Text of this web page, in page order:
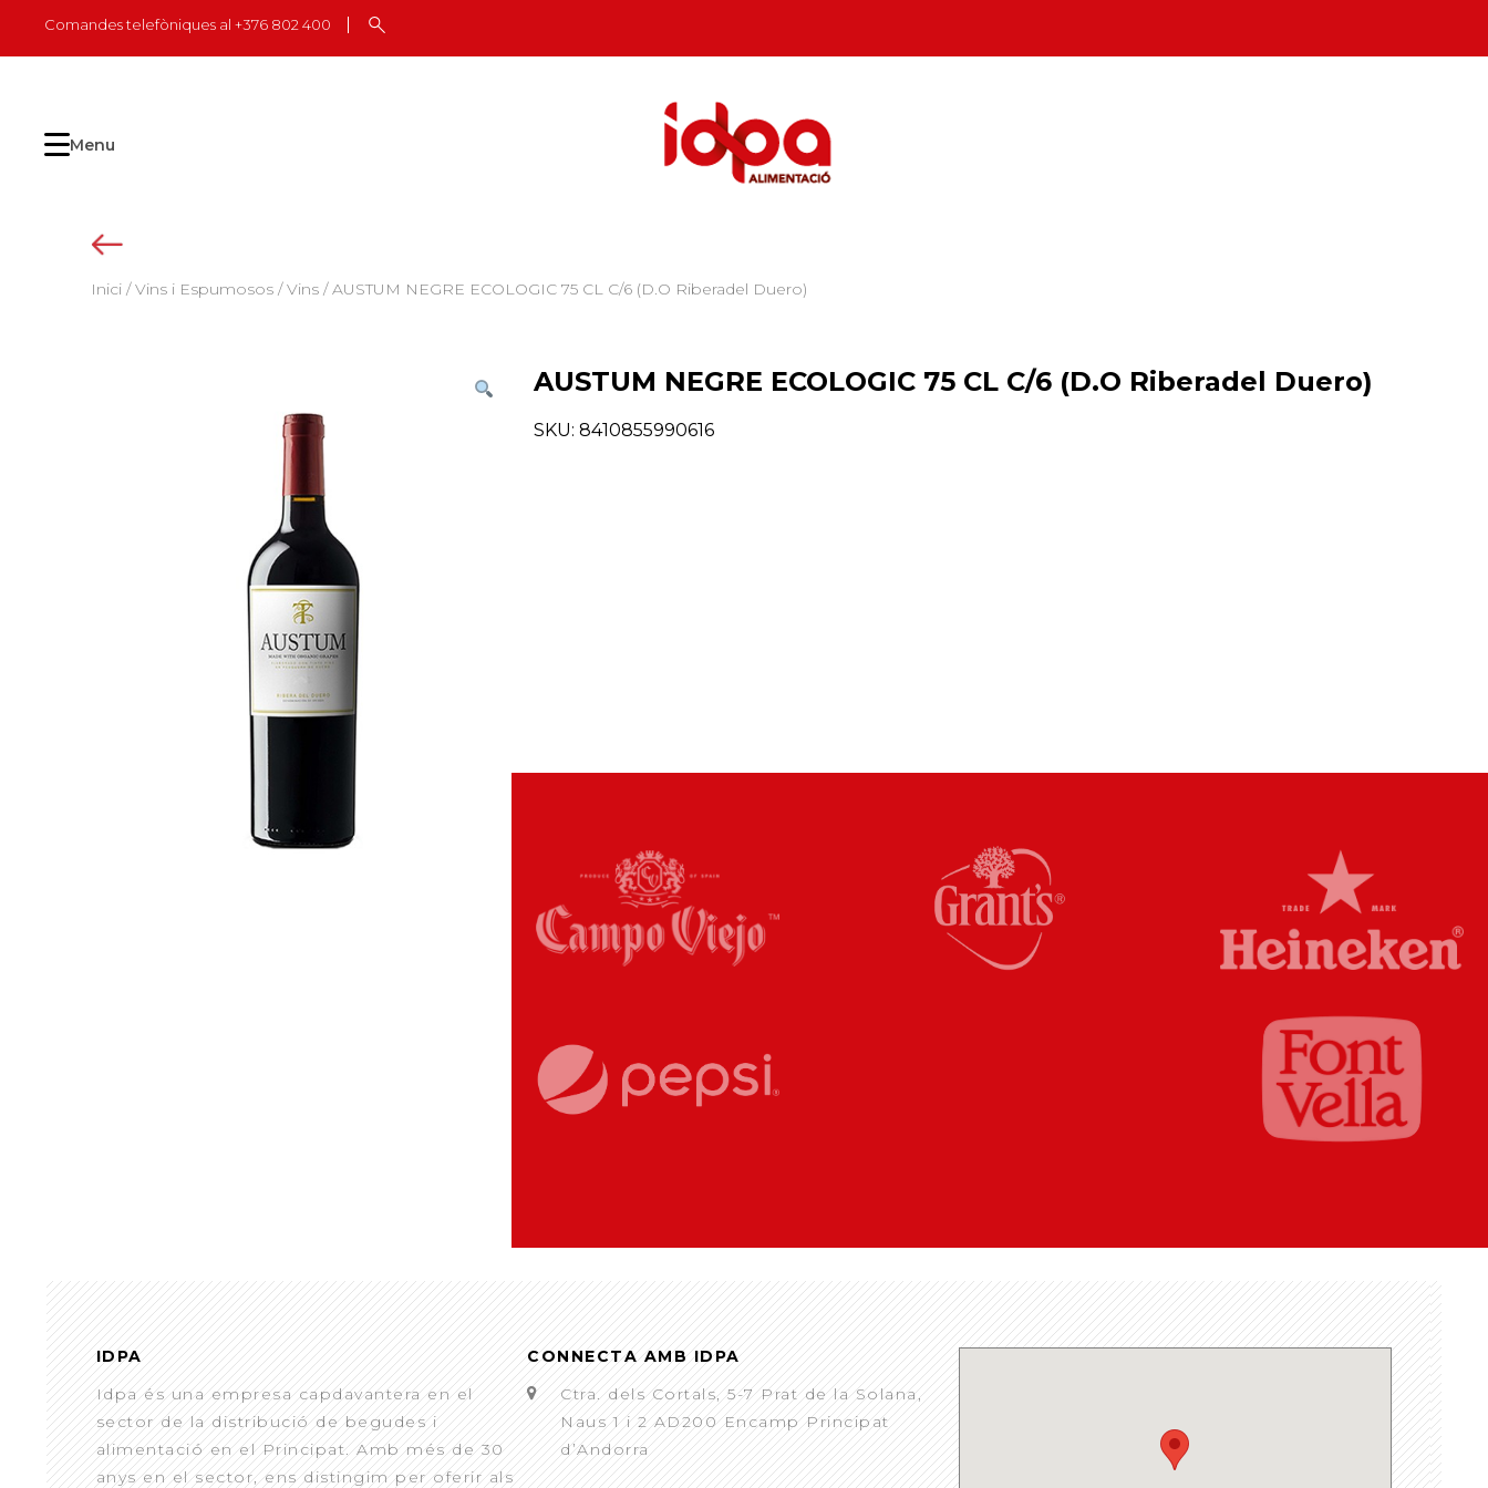
content
Comandes telefòniques al +376 802 400
Menu
Inici /Vins i Espumosos /Vins / AUSTUM NEGRE ECOLOGIC 75 CL C/6 (D.O Riberadel Duero)
AUSTUM NEGRE ECOLOGIC 75 CL C/6 (D.O Riberadel Duero)
SKU: 8410855990616
IDPA
Idpa és una empresa capdavantera en el
sector de la distribució de begudes i
alimentació en el Principat. Amb més de 30
anys en el sector, ens distingim per oferir als
CONNECTA AMB IDPA
Ctra. dels Cortals, 5-7 Prat de la Solana,
Naus 1 i 2 AD200 Encamp Principat
d’Andorra